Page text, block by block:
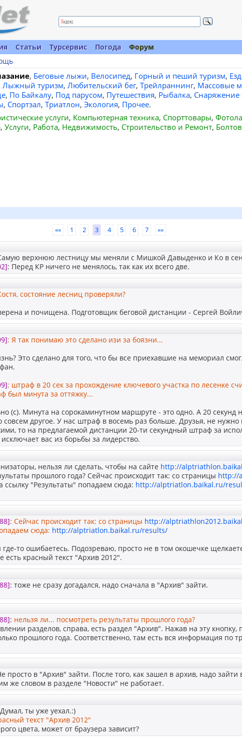
Статьи Турсервис Погода
Форум
, Беговые лыжи, Велосипед, Горный и пеший туризм,
Лыжный туризм, Любительский бег, Трейлраннинг, Массовые
, По Байкалу, Под парусом, Путешествия, Рыбалка, Снаряжение
, Спортзал, Триатлон, Экология, Прочее.
услуги, Компьютерная техника, Спорттовары,
, Услуги, Работа, Недвижимость, Строительство и Ремонт,
«« 1 2 3 4 5 6 7 »»
верхнюю лестницу мы меняли с Мишкой Давыденко и Ко в
: Перед КР ничего не менялось, так как их всего две.
состояние лесниц проверяли?
и почищена. Подготовщик беговой дистанции - Сергей
: Я так понимаю это сделано изи за боязни...
Это сделано для того, что бы все приехавшие на мемориал
: штраф в 20 сек за прохождение ключевого участка по лесенке
был минута за оттяжку...
(с). Минута на сорокаминутном маршруте - это одно. А 20 секунд
совсем другое. У нас штраф в восемь раз больше. Друзья, не
то на предлагаемой дистанции 20-ти секундный штраф за
вас из борьбы за лидерство.
нельзя ли сделать, чтобы на сайте http://
прошлого года? Сейчас происходит так: со страницы http://
ссылку "Результаты" попадаем сюда: http://alptriatlon.baikal.ru/
: Сейчас происходит так: со страницы http://
сюда: http://alptriatlon.baikal.ru/results/
то ошибаетесь. Подозреваю, просто не в том окошечке
есть красный текст "Архив 2012".
: тоже не сразу догадался, надо сначала в "Архив" зайти.
: нельзя ли... посмотреть результаты прошлого года?
разделов, справа, есть раздел "Архив". Нажав на эту кнопку,
прошлого года. Соответственно, там есть вся информация по
просто в "Архив" зайти. После того, как зашел в архив, надо зайти
же словом в разделе "Новости" не работает.
ты уже уехал.:)
текст "Архив 2012"
цвета, может от браузера зависит?